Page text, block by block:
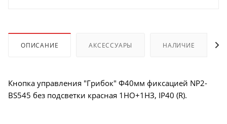
ОПИСАНИЕ АКСЕССУАРЫ НАЛИЧИЕ
Кнопка управления "Грибок" Φ40мм фиксацией NP2-
BS545 без подсветки красная 1НО+1НЗ, IP40 (R).